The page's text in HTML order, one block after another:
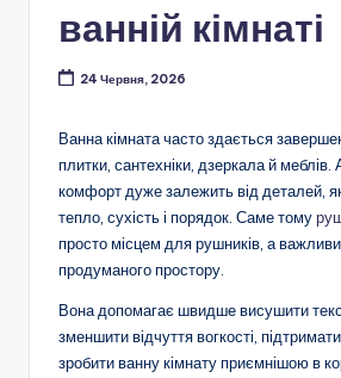
ванній кімнаті
24 Червня, 2026
Ванна кімната часто здається
плитки, сантехніки, дзеркала й
комфорт дуже залежить від деталей,
тепло, сухість і порядок. Саме тому
просто місцем для рушників, а
продуманого простору.
Вона допомагає швидше висушити
зменшити відчуття вогкості, підтримати
зробити ванну кімнату приємнішою в